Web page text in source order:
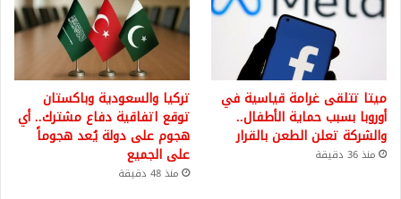
ميتا تتلقى غرامة قياسية في
أوروبا بسبب حماية الأطفال..
والشركة تعلن الطعن بالقرار
منذ 36 دقيقة
تركيا والسعودية وباكستان
توقع اتفاقية دفاع مشترك.. أي
هجوم على دولة يُعد هجوماً
على الجميع
منذ 48 دقيقة